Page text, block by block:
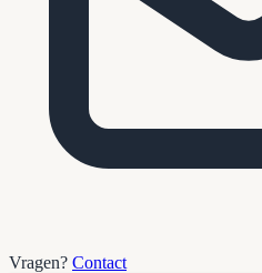
Vragen? Contact